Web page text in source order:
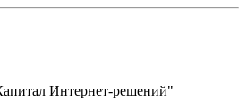
Интернет-решений"